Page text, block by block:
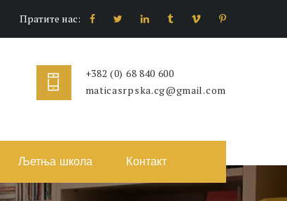
Пратите нас:
+382 (0) 68 840 600
maticasrpska.cg@gmail.com
Љетња школа Контакт